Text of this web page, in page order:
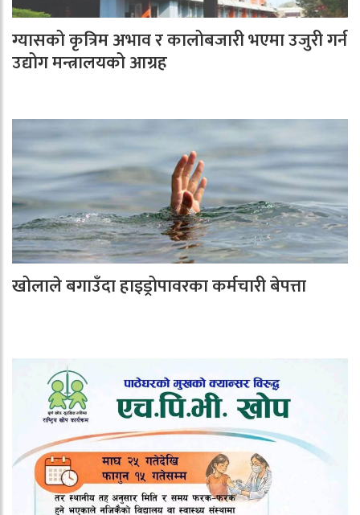
ग्यासको कृत्रिम अभाव र कालोबजारी भएमा उजुरी गर्न
उद्योग मन्त्रालयको आग्रह
खोलाले बगाउँदा हाइड्रोपावरका कर्मचारी बेपत्ता